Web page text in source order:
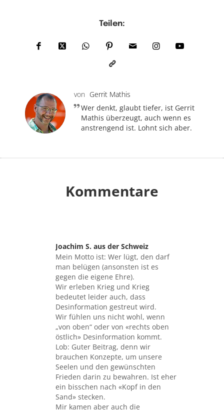
Teilen:
von Gerrit Mathis
Wer denkt, glaubt tiefer, ist Gerrit
Mathis überzeugt, auch wenn es
anstrengend ist. Lohnt sich aber.
Kommentare
Joachim S. aus der Schweiz
sagte:
Mein Motto ist: Wer lügt, den darf
man belügen (ansonsten ist es
gegen die eigene Ehre).
Wir erleben Krieg und Krieg
bedeutet leider auch, dass
Desinformation gestreut wird.
Wir fühlen uns nicht wohl, wenn
„von oben“ oder von «rechts oben
östlich» Desinformation kommt.
Lob: Guter Beitrag, denn wir
brauchen Konzepte, um unsere
Seelen und den gewünschten
Frieden darin zu bewahren. Ist eher
ein bisschen nach «Kopf in den
Sand» stecken.
Mir kamen aber auch die